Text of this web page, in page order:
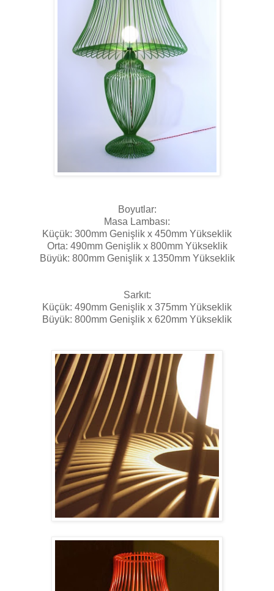
Boyutlar:
Masa Lambası:
Küçük: 300mm Genişlik x 450mm Yükseklik
Orta: 490mm Genişlik x 800mm Yükseklik
Büyük: 800mm Genişlik x 1350mm Yükseklik
Sarkıt:
Küçük: 490mm Genişlik x 375mm Yükseklik
Büyük: 800mm Genişlik x 620mm Yükseklik